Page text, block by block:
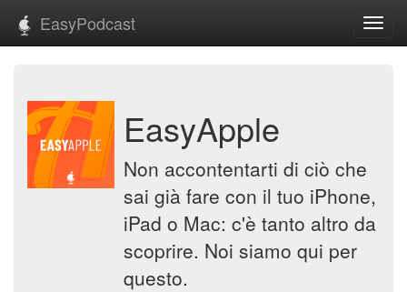
EasyPodcast
EasyApple
Non accontentarti di ciò che
sai già fare con il tuo iPhone,
iPad o Mac: c'è tanto altro da
scoprire. Noi siamo qui per
questo.